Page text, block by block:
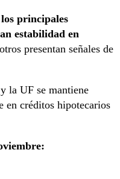
los principales
estabilidad en
presentan señales de
la UF se mantiene
en créditos hipotecarios